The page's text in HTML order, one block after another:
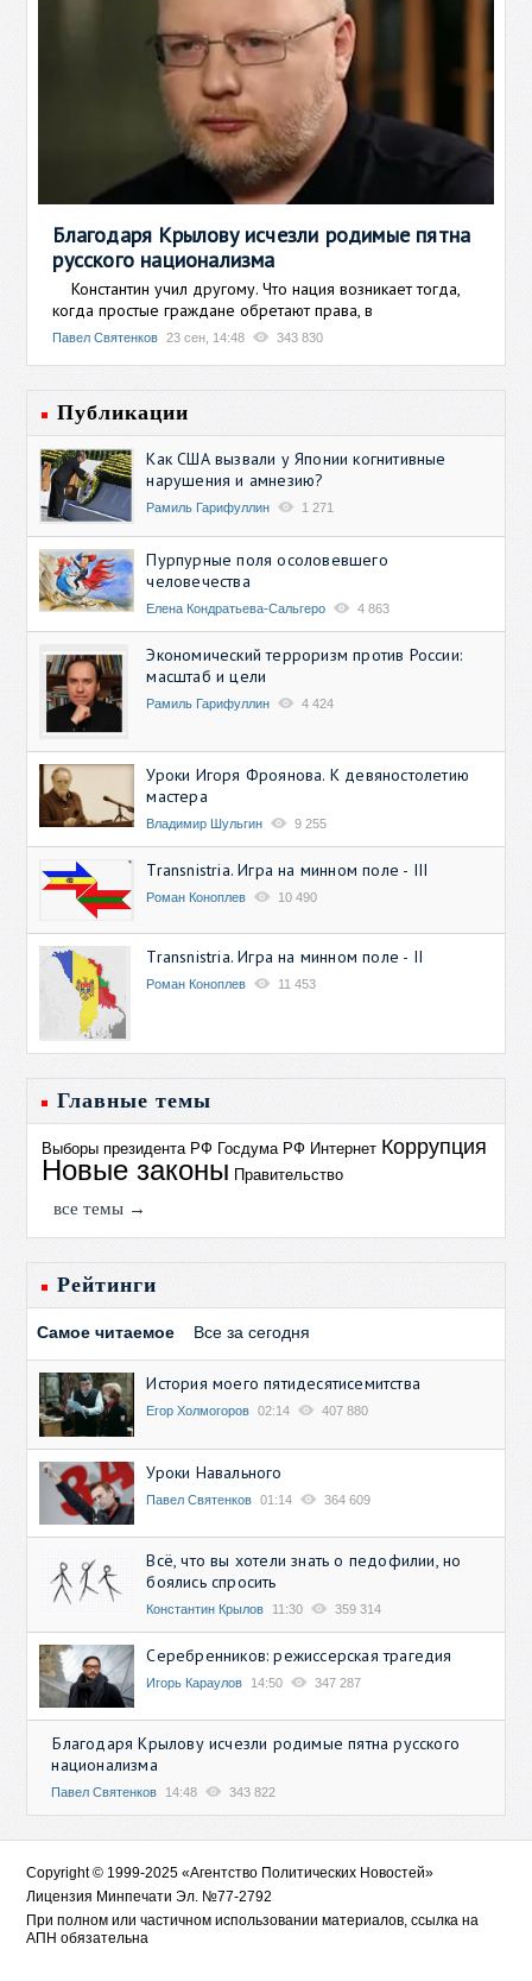
Благодаря Крылову исчезли родимые пятна
русского национализма
Константин учил другому. Что нация возникает тогда,
когда простые граждане обретают права, в
Павел Святенков 23 сен, 14:48 343 830
Публикации
Как США вызвали у Японии когнитивные
нарушения и амнезию?
Рамиль Гарифуллин 1 271
Пурпурные поля осоловевшего
человечества
Елена Кондратьева-Сальгеро 4 863
Экономический терроризм против России:
масштаб и цели
Рамиль Гарифуллин 4 424
Уроки Игоря Фроянова. К девяностолетию
мастера
Владимир Шульгин 9 255
Transnistria. Игра на минном поле - III
Роман Коноплев 10 490
Transnistria. Игра на минном поле - II
Роман Коноплев 11 453
Главные темы
Выборы президента РФ Госдума РФ Интернет Коррупция
Новые законы Правительство
все темы →
Рейтинги
Самое читаемое Все за сегодня
История моего пятидесятисемитства
Егор Холмогоров 02:14 407 880
Уроки Навального
Павел Святенков 01:14 364 609
Всё, что вы хотели знать о педофилии, но
боялись спросить
Константин Крылов 11:30 359 314
Серебренников: режиссерская трагедия
Игорь Караулов 14:50 347 287
Благодаря Крылову исчезли родимые пятна русского
национализма
Павел Святенков 14:48 343 822
Copyright © 1999-2025 «Агентство Политических Новостей»
Лицензия Минпечати Эл. №77-2792
При полном или частичном использовании материалов, ссылка на
АПН обязательна